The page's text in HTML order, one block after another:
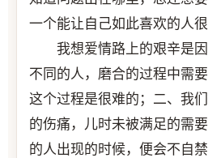
一个能让自己如此喜欢的人很
我想爱情路上的艰辛是因
不同的人，磨合的过程中需
这个过程是很难的；二、我
的伤痛，儿时未被满足的需
的人出现的时候，便会不自